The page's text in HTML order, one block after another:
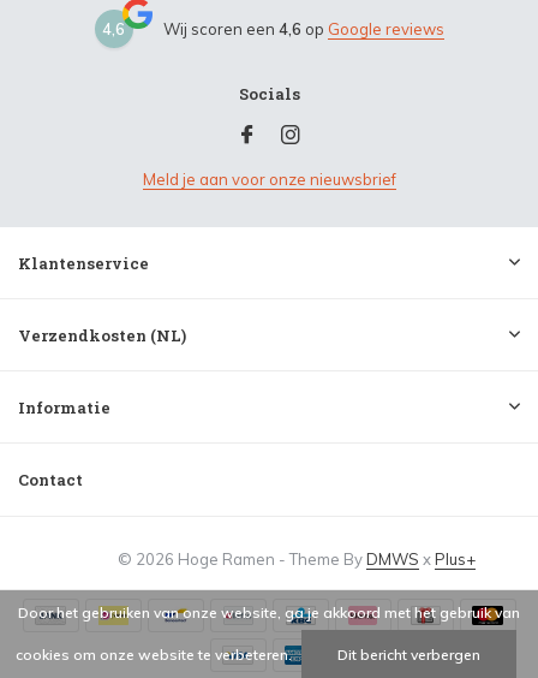
4,6 Wij scoren een 4,6 op Google reviews
Socials
Meld je aan voor onze nieuwsbrief
Klantenservice
Verzendkosten (NL)
Informatie
Contact
© 2026 Hoge Ramen - Theme ByDMWS xPlus+
Door het gebruiken van onze website, ga je akkoord met het gebruik van
cookies om onze website te verbeteren. Dit bericht verbergen